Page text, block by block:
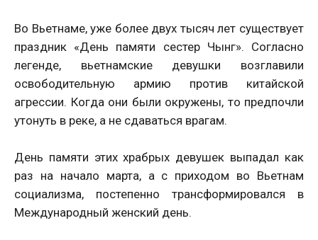
Во Вьетнаме, уже более двух тысяч лет существует
праздник «День памяти сестер Чынг». Согласно
легенде, вьетнамские девушки возглавили
освободительную армию против китайской
агрессии. Когда они были окружены, то предпочли
утонуть в реке, а не сдаваться врагам.
День памяти этих храбрых девушек выпадал как
раз на начало марта, а с приходом во Вьетнам
социализма, постепенно трансформировался в
Международный женский день.